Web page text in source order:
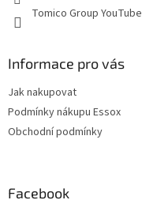
Tomico Group YouTube
Informace pro vás
Jak nakupovat
Podmínky nákupu Essox
Obchodní podmínky
Facebook